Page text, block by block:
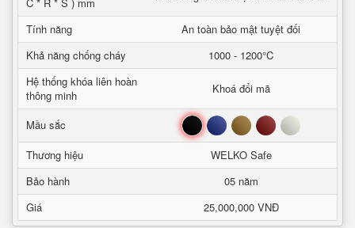
Tính năng
An toàn bảo mật tuyệt đối
Khả năng chống cháy
1000 - 1200°C
Hệ thống khóa liên hoàn
thông minh
Khoá đổi mã
Mầu sắc Đen Xanh Nâu Đỏ Trắng
Thương hiệu
WELKO Safe
Bảo hành
05 năm
Giá
25,000,000 VNĐ